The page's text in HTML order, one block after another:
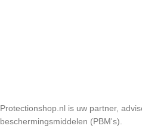
Protectionshop.nl is uw partner,
beschermingsmiddelen (PBM's).